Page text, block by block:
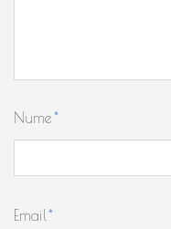
Nume*
Email*